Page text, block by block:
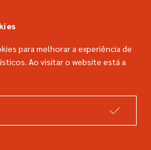
para melhorar a experiência de
Ao visitar o website está a